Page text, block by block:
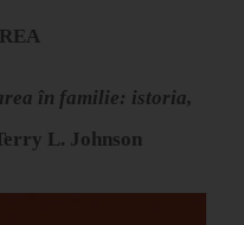
în familie: istoria,
L. Johnson